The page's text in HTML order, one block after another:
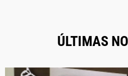
ÚLTIMAS